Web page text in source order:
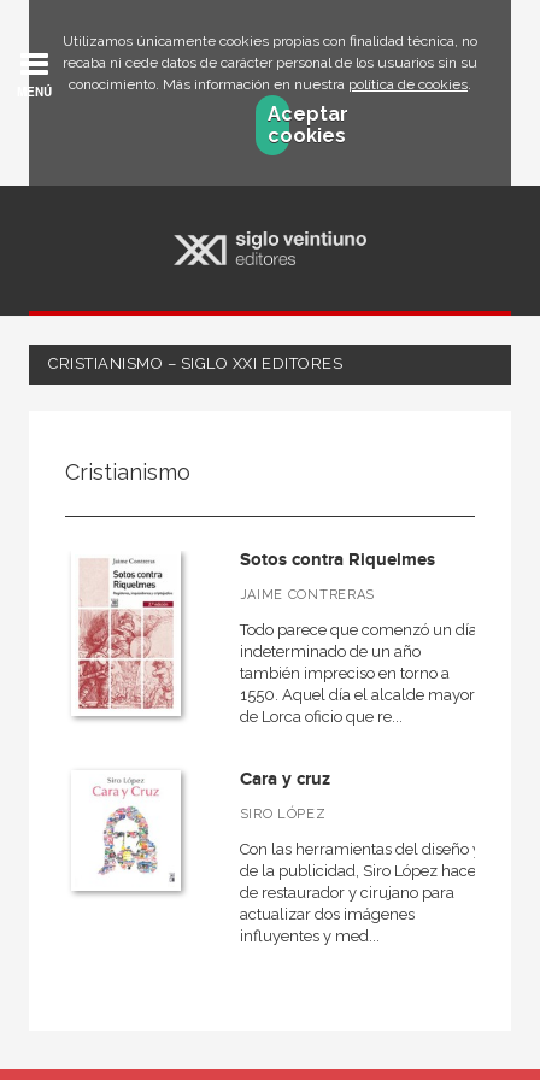
Utilizamos únicamente cookies propias con finalidad técnica, no
recaba ni cede datos de carácter personal de los usuarios sin su
conocimiento. Más información en nuestra política de cookies.
Aceptar
cookies
MENÚ
CRISTIANISMO – SIGLO XXI EDITORES
Ciencias humanas y sociales
Religión
Cristianismo
MATERIAS
Budismo
Judaísmo
Mitología y religiones antiguas
Cristianismo
Sotos contra Riquelmes
JAIME CONTRERAS
Todo parece que comenzó un día
indeterminado de un año
también impreciso en torno a
1550. Aquel día el alcalde mayor
de Lorca oficio que re...
Cara y cruz
SIRO LÓPEZ
Con las herramientas del diseño y
de la publicidad, Siro López hace
de restaurador y cirujano para
actualizar dos imágenes
influyentes y med...